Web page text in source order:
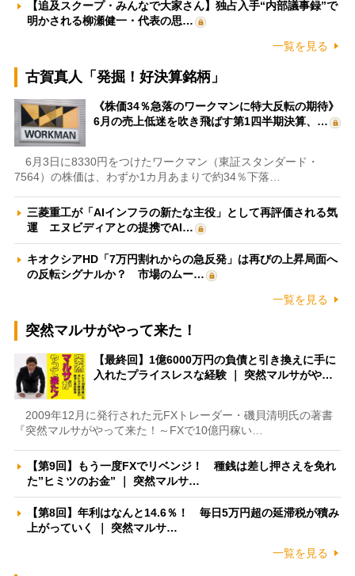
【追及スクープ・みんなで大家さん】独占入手“内部議事録”で
明かされる柳瀬健一・代表の思…
一覧を見る
古賀真人「発掘！好決算銘柄」
《株価34％急落のワークマンに特大反転の期待》
6月の売上低迷を吹き飛ばす第1四半期決算、…
6月3日に8330円をつけたワークマン（東証スタンダード・
7564）の株価は、わずか1カ月あまりで約34％下落…
三菱重工が「AIインフラの新たな主役」として再評価される気
運 エヌビディアとの提携でAI…
キオクシアHD「7万円割れからの急反発」は再びの上昇局面へ
の反転シグナルか？ 市場のムー…
一覧を見る
突然マルサがやって来た！
【最終回】1億6000万円の負債と引き換えに手に
入れたプライスレスな経験 ｜ 突然マルサがや…
2009年12月に発行された元FXトレーダー・磯貝清明氏の著書
『突然マルサがやって来た！～FXで10億円稼い…
【第9回】もう一度FXでリベンジ！ 種銭は差し押さえを免れ
た”ヒミツのお金” ｜ 突然マルサ…
【第8回】年利はなんと14.6％！ 毎日5万円超の延滞税が積み
上がっていく ｜ 突然マルサ…
一覧を見る